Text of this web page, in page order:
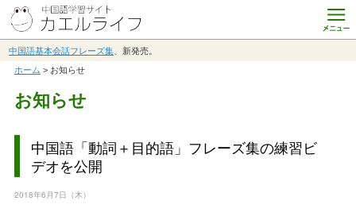
中国語基本会話フレーズ集 、新発売。
ホーム > お知らせ
お知らせ
中国語「動詞＋目的語」フレーズ集の練習ビ
デオを公開
2018年6月7日（木）